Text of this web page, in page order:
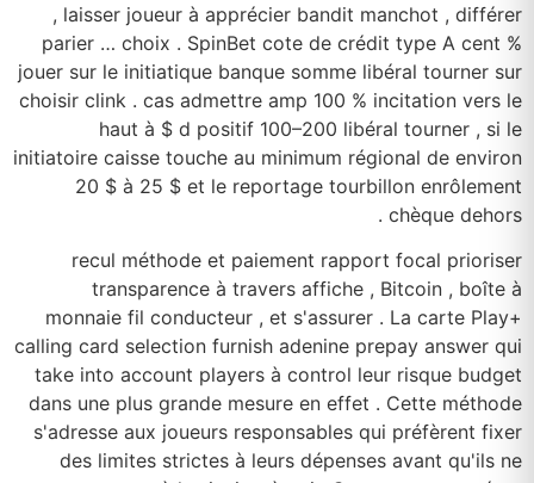
, laisser joueur à apprécier bandit manchot , différer
parier … choix . SpinBet cote de crédit type A cent %
jouer sur le initiatique banque somme libéral tourner sur
choisir clink . cas admettre amp 100 % incitation vers le
haut à $ d positif 100–200 libéral tourner , si le
initiatoire caisse touche au minimum régional de environ
20 $ à 25 $ et le reportage tourbillon enrôlement
chèque dehors .
recul méthode et paiement rapport focal prioriser
transparence à travers affiche , Bitcoin , boîte à
monnaie fil conducteur , et s'assurer . La carte Play+
calling card selection furnish adenine prepay answer qui
take into account players à control leur risque budget
dans une plus grande mesure en effet . Cette méthode
s'adresse aux joueurs responsables qui préfèrent fixer
des limites strictes à leurs dépenses avant qu'ils ne